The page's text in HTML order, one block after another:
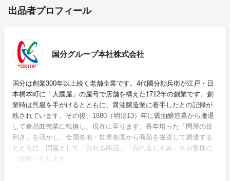
出品者プロフィール
国分グループ本社株式会社
国分は創業300年以上続く老舗企業です。4代國分勘兵衛が江戸・日
本橋本町に「大國屋」の屋号で店舗を構えた1712年の創業です。創
業時は呉服を手がけるとともに、醤油醸造業に着手したとの記録が
残されています。その後、1880（明治13）年に醤油醸造業から撤退
して食品卸売業に転換し、現在に至ります。長年培った「問屋の目
利き」を活かし、全国各地・世界各国から商品を厳選して調達する
とともに、問屋として「売れる商品」「売れるしくみ」をお客様に
ご提案いたします。